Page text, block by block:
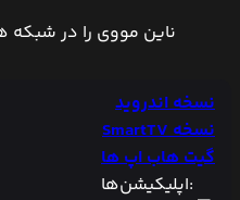
ناین مووی را در شبکه
نسخه اندروید
نسخه SmartTV
گیت هاب اپ ها
:اپلیکیشن‌ها